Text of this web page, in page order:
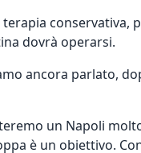
terapia
dovrà operarsi.
ancora parlato,
un Napoli
è un obiettivo.